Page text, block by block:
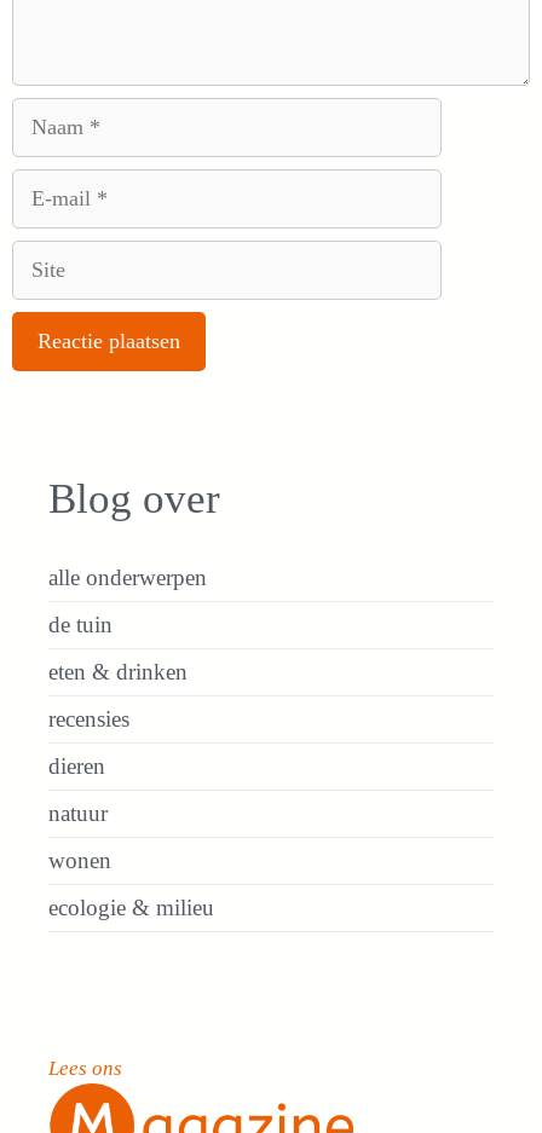
Blog over
alle onderwerpen
de tuin
eten & drinken
recensies
dieren
natuur
wonen
ecologie & milieu
Lees ons